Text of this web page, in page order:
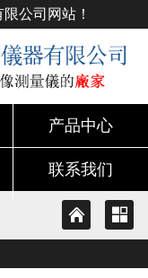
公司网站！
产品中心
联系我们